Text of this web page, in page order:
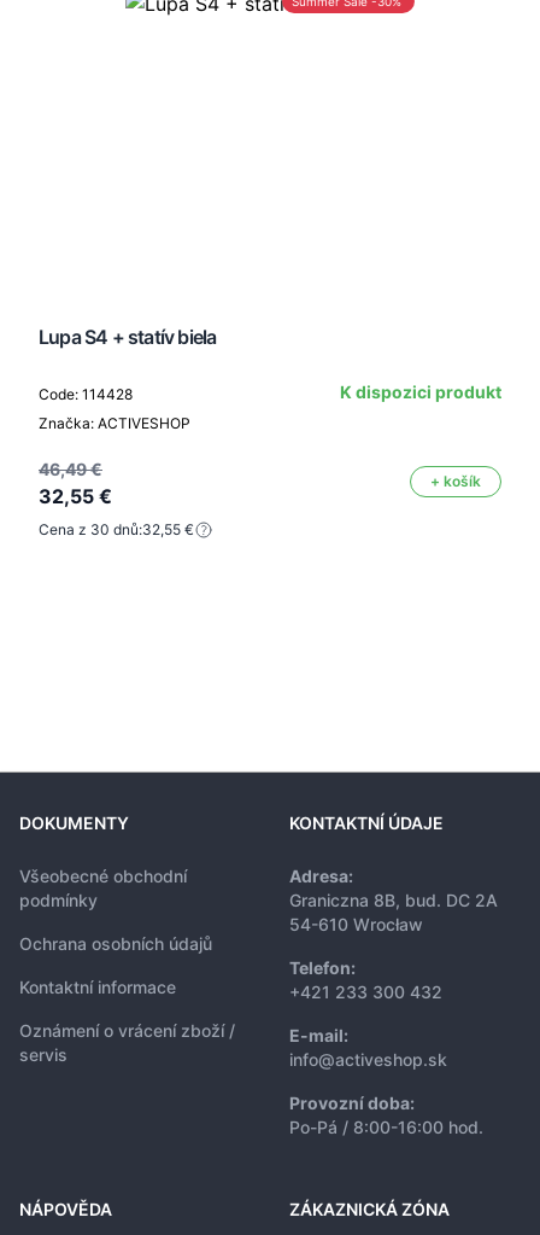
Lupa S4 + statív biela
Code: 114428
Značka: ACTIVESHOP
K dispozici produkt
46,49 €
32,55 €
+ košík
Cena z 30 dnů:32,55 €
DOKUMENTY
Všeobecné obchodní
podmínky
Ochrana osobních údajů
Kontaktní informace
Oznámení o vrácení zboží /
servis
KONTAKTNÍ ÚDAJE
Adresa:
Graniczna 8B, bud. DC 2A
54-610 Wrocław
Telefon:
+421 233 300 432
E-mail:
info@activeshop.sk
Provozní doba:
Po-Pá / 8:00-16:00 hod.
NÁPOVĚDA ZÁKAZNICKÁ ZÓNA